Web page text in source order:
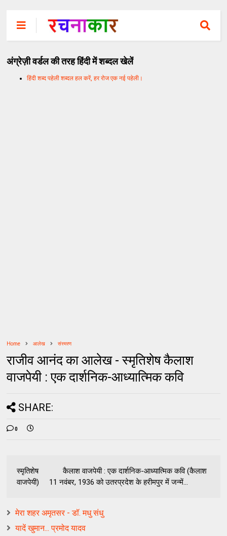
अंग्रेज़ी वर्डल की तरह हिंदी में शब्दल खेलें
हिंदी शब्द पहेली शब्दल हल करें, हर रोज एक नई पहेली।
Home आलेख संस्मरण
राजीव आनंद का आलेख - स्मृतिशेष कैलाश
वाजपेयी : एक दार्शनिक-आध्यात्मिक कवि
SHARE:
0
स्मृतिशेष कैलाश वाजपेयी : एक दार्शनिक-आध्यात्मिक कवि (कैलाश
वाजपेयी) 11 नवंबर, 1936 को उतरप्रदेश के हरीमपुर में जन्में...
मेरा शहर अमृतसर - डॉ. मधु संधु
यादें खुमान... प्रमोद यादव